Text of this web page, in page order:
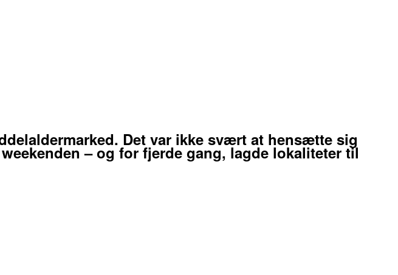
Det var ikke svært at hensætte sig
– og for fjerde gang, lagde lokaliteter til